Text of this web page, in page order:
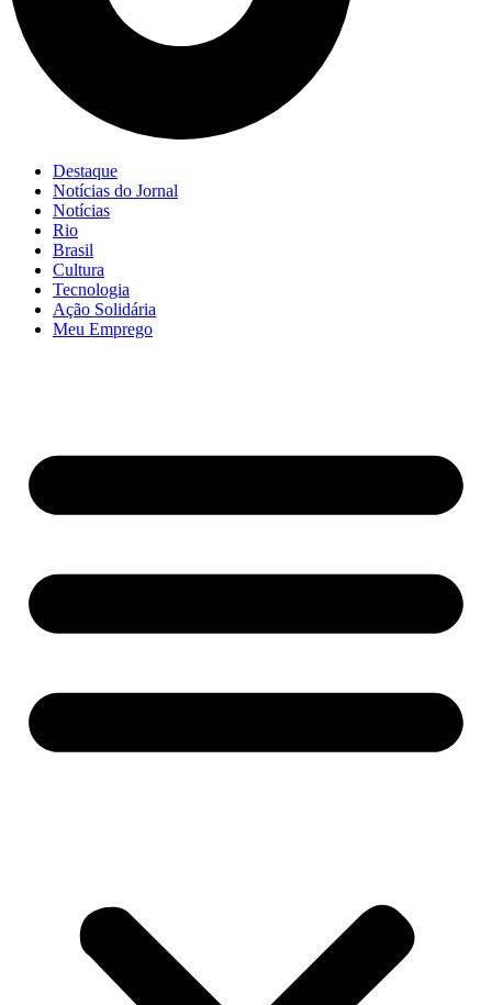
Destaque
Notícias do Jornal
Notícias
Rio
Brasil
Cultura
Tecnologia
Ação Solidária
Meu Emprego